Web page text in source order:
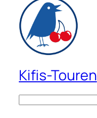
Kifis-Touren